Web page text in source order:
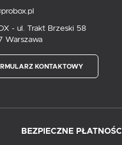
- ul. Trakt Brzeski 58
Warszawa
KONTAKTOWY
BEZPIECZNE PŁATNOŚCI